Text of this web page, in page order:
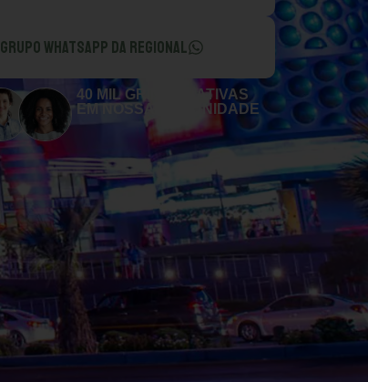
GRUPO WHATSAPP DA REGIONAL
40 MIL GRINGAS ATIVAS
EM NOSSA COMUNIDADE